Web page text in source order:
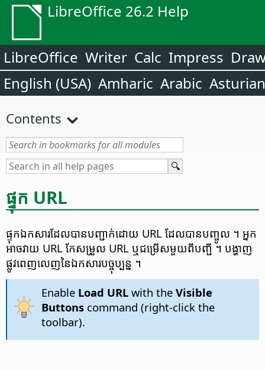
LibreOffice 26.2 Help
LibreOffice Writer Calc Impress
English (USA) Amharic Arabic Asturian
Contents
ផ្ទុក URL
ផ្ទុក​ឯកសារ​ដែល​បាន​បញ្ជាក់​ដោយ​ URL ដែលបានបញ្ចូល ។ អ្នក​
អាច​វាយ​ URL កែសម្រួល URL ឬ​ជម្រើស​មួយ​ពី​បញ្ជី ។ បង្ហាញ​
ផ្លូវ​ពេញ​លេញ​នៃ​ឯកសារ​បច្ចុប្បន្ន ។
Enable Load URLwith the Visible
Buttonscommand (right-click the
toolbar).